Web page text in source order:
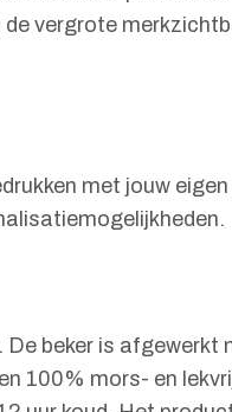
vergrote
met jouw
beker is
100% mors- en